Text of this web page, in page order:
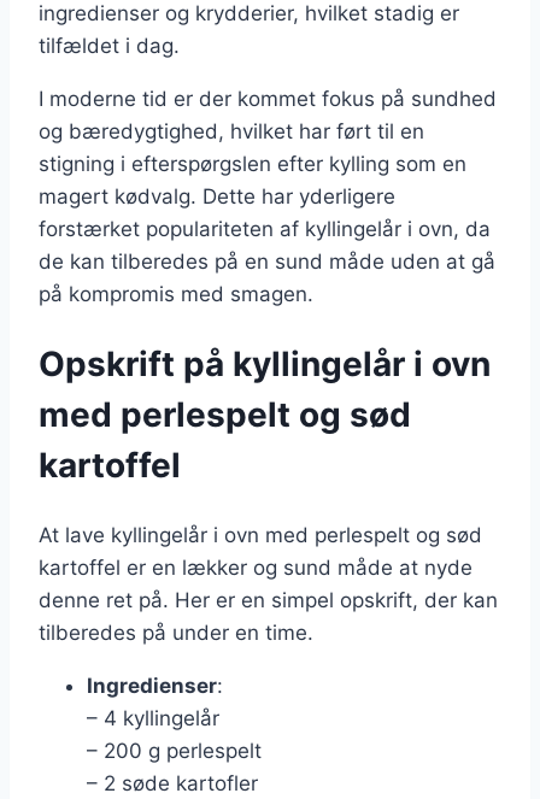
ingredienser og krydderier, hvilket stadig er
tilfældet i dag.
I moderne tid er der kommet fokus på sundhed
og bæredygtighed, hvilket har ført til en
stigning i efterspørgslen efter kylling som en
magert kødvalg. Dette har yderligere
forstærket populariteten af kyllingelår i ovn, da
de kan tilberedes på en sund måde uden at gå
på kompromis med smagen.
Opskrift på kyllingelår i ovn
med perlespelt og sød
kartoffel
At lave kyllingelår i ovn med perlespelt og sød
kartoffel er en lækker og sund måde at nyde
denne ret på. Her er en simpel opskrift, der kan
tilberedes på under en time.
Ingredienser:
– 4 kyllingelår
– 200 g perlespelt
– 2 søde kartofler